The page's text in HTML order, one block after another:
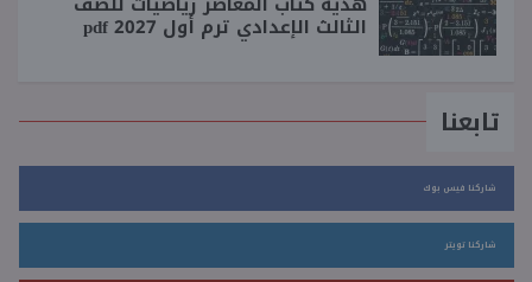
الثالث الإعدادي ترم أول 2027 pdf
تابعنا
شاركنا فيس بوك
شاركنا تويتر